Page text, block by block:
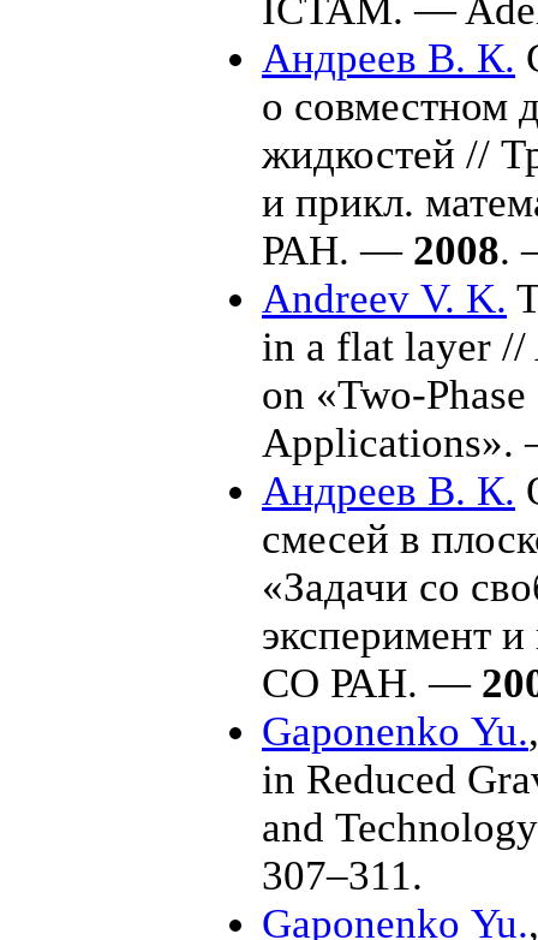
ICTAM. —
Андреев В. К.
о совместном
жидкостей //
и прикл.
РАН. — 2008.
Andreev V. K.
in a flat layer //
on «Two-
Андреев В. К.
смесей в
«Задачи со
эксперимент
СО РАН. —
Gaponenko Yu.
in Reduced
and
307–311.
Gaponenko Yu.